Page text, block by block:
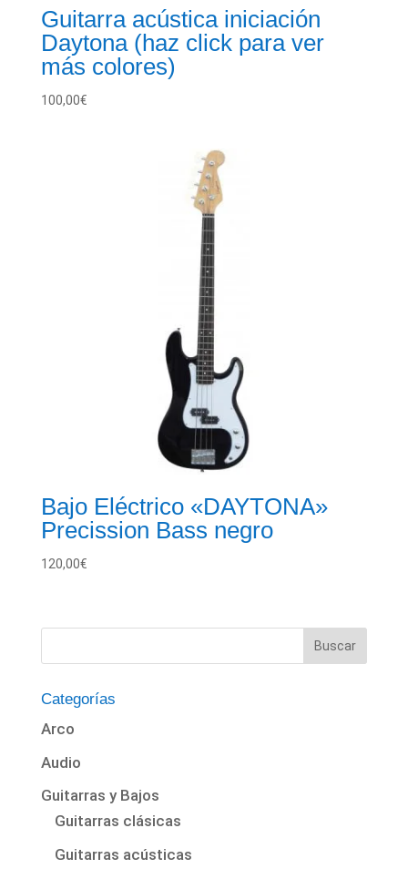
Guitarra acústica iniciación
Daytona (haz click para ver
más colores)
100,00€
Bajo Eléctrico «DAYTONA»
Precission Bass negro
120,00€
Categorías
Arco
Audio
Guitarras y Bajos
Guitarras clásicas
Guitarras acústicas